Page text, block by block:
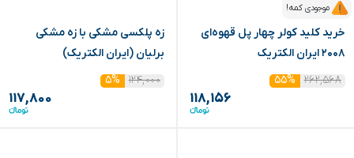
موجودی کمه!
خرید کلید کولر چهار پل قهوه‌ای
۲۰۰۸ ایران الکتریک
۲۶۲,۵۶۸
۵۵%
۱۱۸,۱۵۶
زه پلکسی مشکی با زه مشکی
برلیان (ایران الکتریک)
۱۲۴,۰۰۰
۵%
۱۱۷,۸۰۰